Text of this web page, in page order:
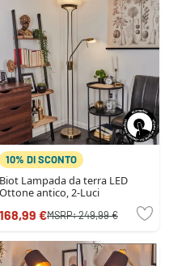
10% DI SCONTO
Biot Lampada da terra LED
Ottone antico, 2-Luci
168,99 €MSRP:249,99 €